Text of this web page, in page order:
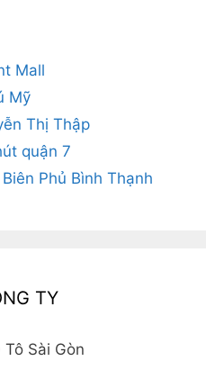
Mall
Mỹ
Thị Thập
quận 7
Phủ Bình Thạnh
TY
Sài Gòn